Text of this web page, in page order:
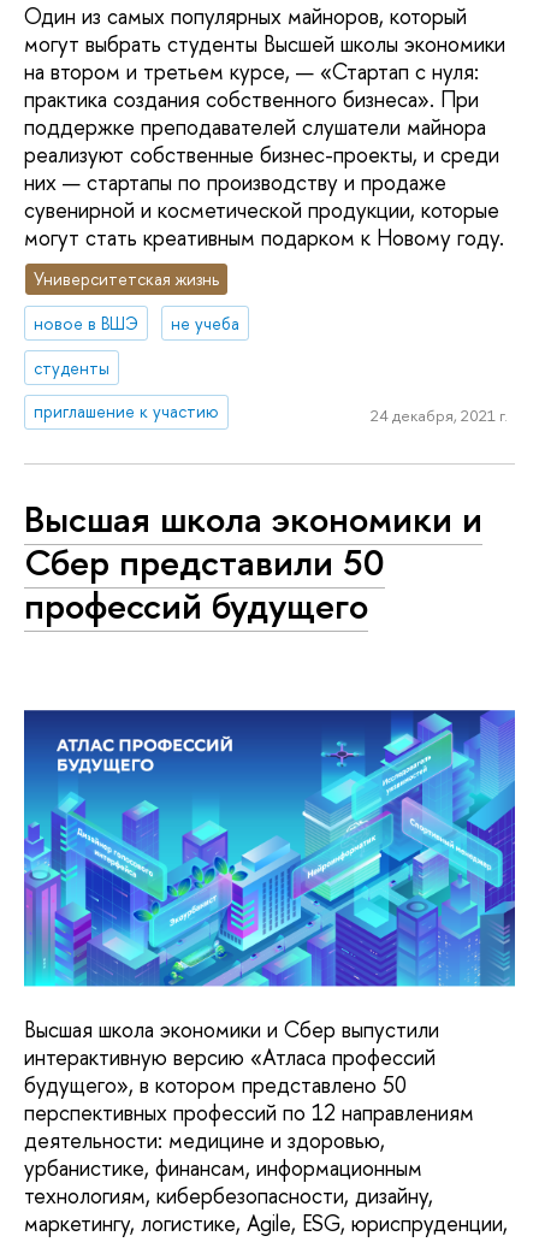
Один из самых популярных майноров, который
могут выбрать студенты Высшей школы экономики
на втором и третьем курсе, — «Стартап с нуля:
практика создания собственного бизнеса». При
поддержке преподавателей слушатели майнора
реализуют собственные бизнес-проекты, и среди
них — стартапы по производству и продаже
сувенирной и косметической продукции, которые
могут стать креативным подарком к Новому году.
Университетская жизнь
новое в ВШЭ
не учеба
студенты
приглашение к участию
24 декабря, 2021 г.
Высшая школа экономики и
Сбер представили 50
профессий будущего
Высшая школа экономики и Сбер выпустили
интерактивную версию «Атласа профессий
будущего», в котором представлено 50
перспективных профессий по 12 направлениям
деятельности: медицине и здоровью,
урбанистике, финансам, информационным
технологиям, кибербезопасности, дизайну,
маркетингу, логистике, Agile, ESG, юриспруденции,